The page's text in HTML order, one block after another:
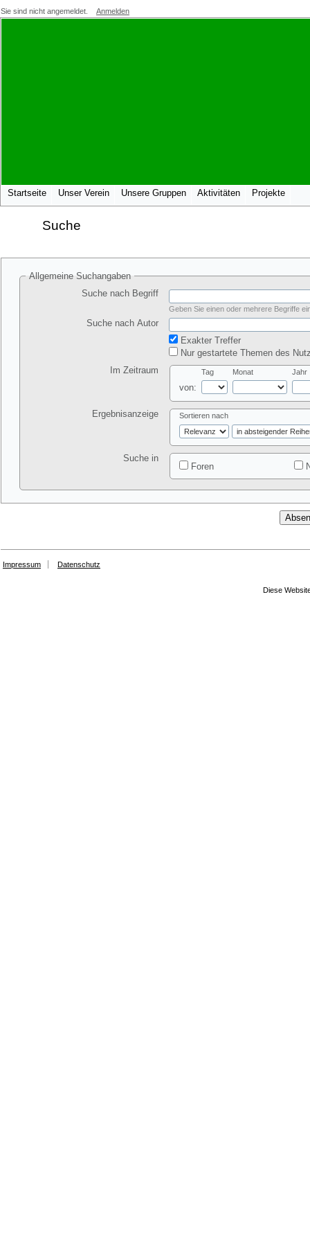
Sie sind nicht angemeldet. Anmelden
Startseite Unser Verein Unsere Gruppen Aktivitäten Projekte
Suche
Allgemeine Suchangaben
Suche nach Begriff
Geben Sie einen oder mehrere Begriffe
Suche nach Autor
Exakter Treffer
Nur gestartete Themen des
Im Zeitraum
von:
Tag Monat Jahr
Ergebnisanzeige Sortieren nach
Suche in
Foren
Impressum Datenschutz
Diese